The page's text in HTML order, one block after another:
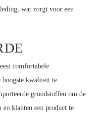
wat zorgt voor een
comfortabele
hoogste kwaliteit te
grondstoffen om de
en klanten een product te